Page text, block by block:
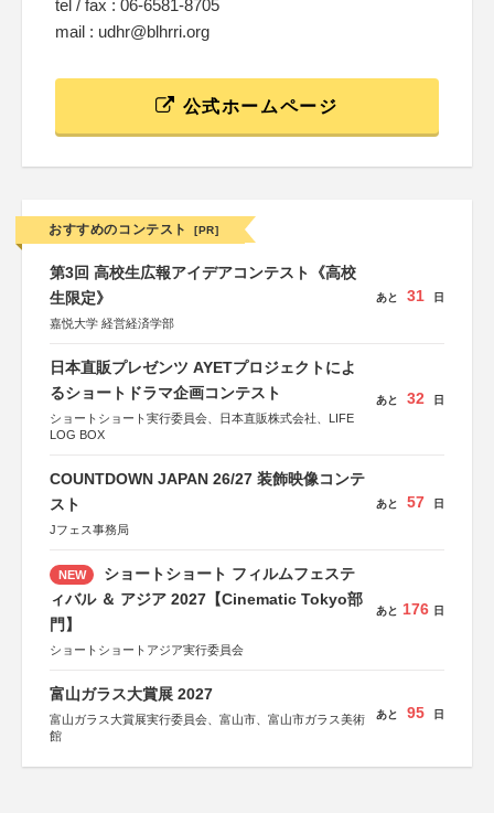
tel / fax : 06-6581-8705
mail : udhr@blhrri.org
公式ホームページ
おすすめのコンテスト [PR]
第3回 高校生広報アイデアコンテスト《高校
生限定》
嘉悦大学 経営経済学部
あと 31 日
日本直販プレゼンツ AYETプロジェクトによ
るショートドラマ企画コンテスト
ショートショート実行委員会、日本直販株式会社、LIFE
LOG BOX
あと 32 日
COUNTDOWN JAPAN 26/27 装飾映像コンテ
スト
Jフェス事務局
あと 57 日
NEW
ショートショート フィルムフェステ
ィバル ＆ アジア 2027【Cinematic Tokyo部
門】
ショートショートアジア実行委員会
あと 176 日
富山ガラス大賞展 2027
富山ガラス大賞展実行委員会、富山市、富山市ガラス美術
館
あと 95 日